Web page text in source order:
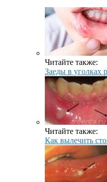
Читайте также:
Заеды в уголках
Читайте также:
Как вылечить